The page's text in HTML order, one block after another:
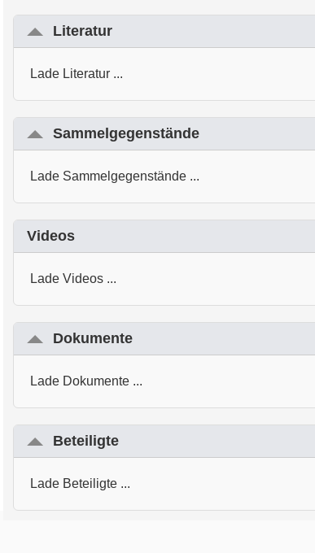
Literatur
Lade Literatur ...
Sammelgegenstände
Lade Sammelgegenstände ...
Videos
Lade Videos ...
Dokumente
Lade Dokumente ...
Beteiligte
Lade Beteiligte ...